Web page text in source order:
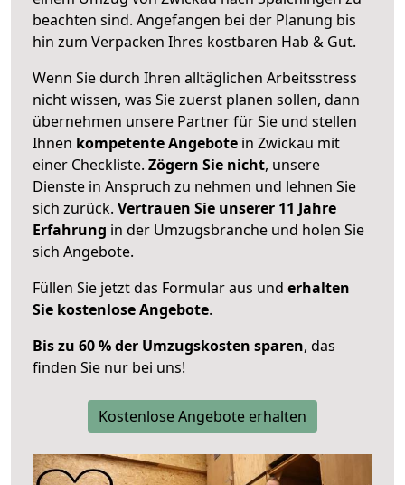
beachten sind. Angefangen bei der Planung bis
hin zum Verpacken Ihres kostbaren Hab & Gut.
Wenn Sie durch Ihren alltäglichen Arbeitsstress
nicht wissen, was Sie zuerst planen sollen, dann
übernehmen unsere Partner für Sie und stellen
Ihnen kompetente Angebote in Zwickau mit
einer Checkliste. Zögern Sie nicht, unsere
Dienste in Anspruch zu nehmen und lehnen Sie
sich zurück. Vertrauen Sie unserer 11 Jahre
Erfahrung in der Umzugsbranche und holen Sie
sich Angebote.
Füllen Sie jetzt das Formular aus und erhalten
Sie kostenlose Angebote.
Bis zu 60 % der Umzugskosten sparen, das
finden Sie nur bei uns!
Kostenlose Angebote erhalten